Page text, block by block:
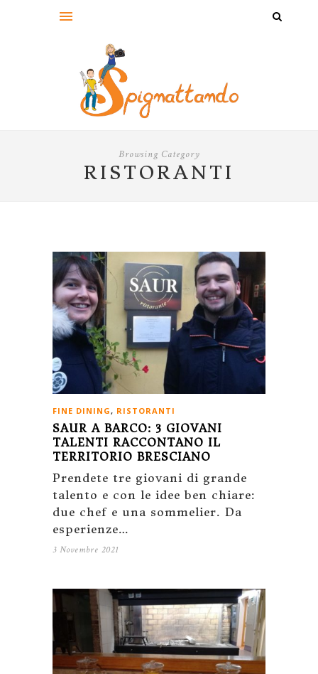
Browsing Category
RISTORANTI
FINE DINING, RISTORANTI
SAUR A BARCO: 3 GIOVANI
TALENTI RACCONTANO IL
TERRITORIO BRESCIANO
Prendete tre giovani di grande
talento e con le idee ben chiare:
due chef e una sommelier. Da
esperienze…
3 Novembre 2021